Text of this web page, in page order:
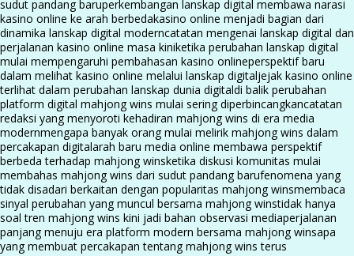
sudut pandang baruperkembangan lanskap digital membawa narasi
kasino online ke arah berbedakasino online menjadi bagian dari
dinamika lanskap digital moderncatatan mengenai lanskap digital dan
perjalanan kasino online masa kiniketika perubahan lanskap digital
mulai mempengaruhi pembahasan kasino onlineperspektif baru
dalam melihat kasino online melalui lanskap digitaljejak kasino online
terlihat dalam perubahan lanskap dunia digitaldi balik perubahan
platform digital mahjong wins mulai sering diperbincangkancatatan
redaksi yang menyoroti kehadiran mahjong wins di era media
modernmengapa banyak orang mulai melirik mahjong wins dalam
percakapan digitalarah baru media online membawa perspektif
berbeda terhadap mahjong winsketika diskusi komunitas mulai
membahas mahjong wins dari sudut pandang barufenomena yang
tidak disadari berkaitan dengan popularitas mahjong winsmembaca
sinyal perubahan yang muncul bersama mahjong winstidak hanya
soal tren mahjong wins kini jadi bahan observasi mediaperjalanan
panjang menuju era platform modern bersama mahjong winsapa
yang membuat percakapan tentang mahjong wins terus